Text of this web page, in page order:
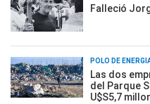
Falleció
POLO DE
Las dos
del Parque
U$S5,7